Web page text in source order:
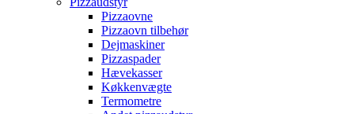
Pizzaovne
Pizzaovn tilbehør
Dejmaskiner
Pizzaspader
Hævekasser
Køkkenvægte
Termometre